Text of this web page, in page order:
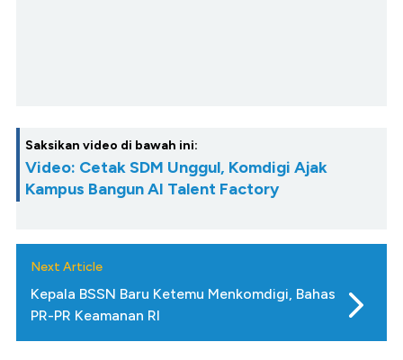
Saksikan video di bawah ini:
Video: Cetak SDM Unggul, Komdigi Ajak
Kampus Bangun AI Talent Factory
Next Article
Kepala BSSN Baru Ketemu Menkomdigi, Bahas
PR-PR Keamanan RI